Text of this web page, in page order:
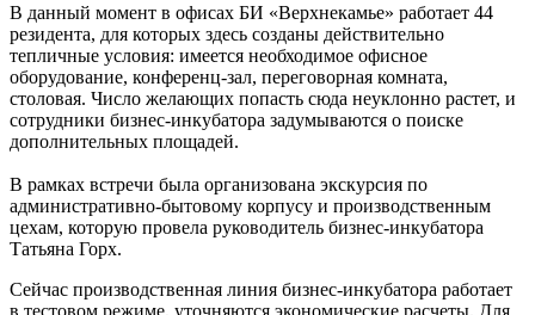
В данный момент в офисах БИ «Верхнекамье» работает 44
резидента, для которых здесь созданы действительно
тепличные условия: имеется необходимое офисное
оборудование, конференц-зал, переговорная комната,
столовая. Число желающих попасть сюда неуклонно растет, и
сотрудники бизнес-инкубатора задумываются о поиске
дополнительных площадей.
В рамках встречи была организована экскурсия по
административно-бытовому корпусу и производственным
цехам, которую провела руководитель бизнес-инкубатора
Татьяна Горх.
Сейчас производственная линия бизнес-инкубатора работает
в тестовом режиме, уточняются экономические расчеты. Для